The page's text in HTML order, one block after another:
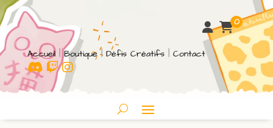
0
Accueil|Boutique| Défis Créatifs| Contact